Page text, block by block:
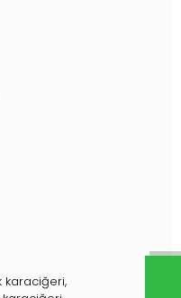
karaciğeri,